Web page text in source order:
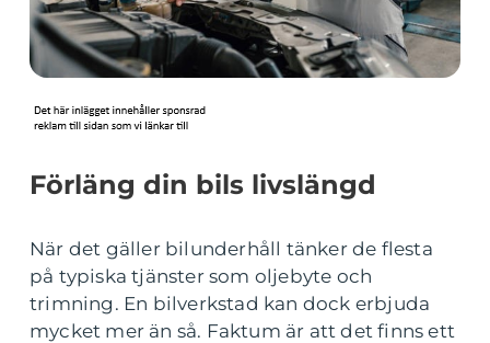
Förläng din bils livslängd
När det gäller bilunderhåll tänker de flesta
på typiska tjänster som oljebyte och
trimning. En bilverkstad kan dock erbjuda
mycket mer än så. Faktum är att det finns ett